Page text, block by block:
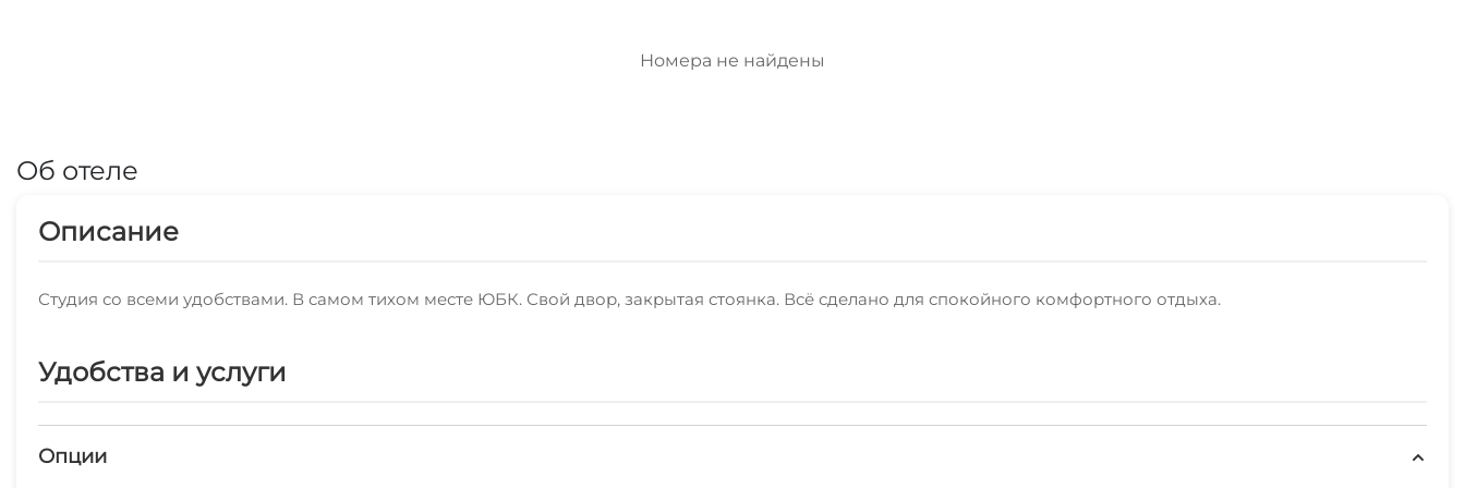
Номера не найдены
Об отеле
Описание
Студия со всеми удобствами. В самом тихом месте ЮБК. Свой двор, закрытая стоянка. Всё сделано для спокойного комфортного отдыха.
Удобства и услуги
Опции